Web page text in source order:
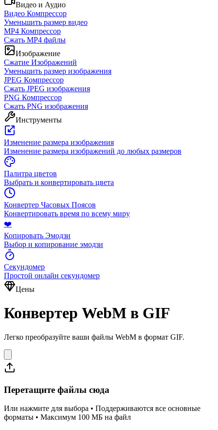
Видео и Аудио
Видео Компрессор
Уменьшить размер видео
MP4 Компрессор
Сжать MP4 файлы
Изображение
Сжатие Изображений
Уменьшить размер изображения
JPEG Компрессор
Сжать JPEG изображения
PNG Компрессор
Сжать PNG изображения
Инструменты
Изменение размера изображения
Изменение размера изображений до любых размеров
Палитра цветов
Выбрать и конвертировать цвета
Конвертер Часовых Поясов
Конвертировать время по всему миру
❤️
Копировать Эмодзи
Выбор и копирование эмодзи
Секундомер
Простой онлайн секундомер
Цены
Конвертер WebM в GIF
Легко преобразуйте ваши файлы WebM в формат GIF.
Перетащите файлы сюда
Или нажмите для выбора • Поддерживаются все основные
форматы • Максимум 100 МБ на файл